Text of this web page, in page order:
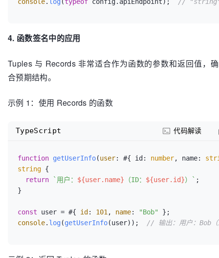
4. 函数签名中的应用
Tuples 与 Records 非常适合作为函数的参数和返回值，
合预期结构。
示例 1：使用 Records 的函数
function getUserInfo(user: #{ id: number, name:
string {
return
`用户： ${user.name} （ID： ${user.id}）` ;
}
const user = #{ id : 101 , name: "Bob"
console. log (getUserInfo(user)); // 输出：用户：Bob
TypeScript 代码解读